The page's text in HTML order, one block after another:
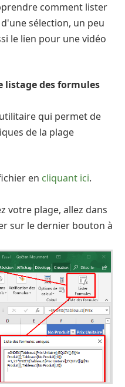
comment lister
sélection, un peu
le lien pour une vidéo
listage des formules
qui permet de
de la plage
en cliquant ici.
votre plage, allez dans
sur le dernier bouton à